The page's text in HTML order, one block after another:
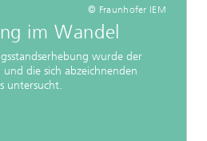
© Fraunhofer IEM
im Wandel
wurde der
die sich abzeichnenden
untersucht.